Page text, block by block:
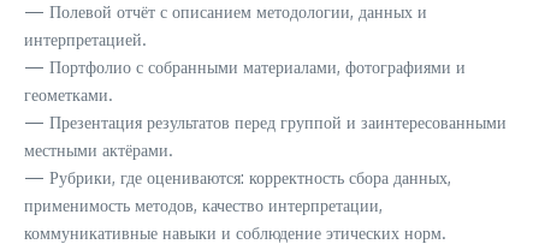
— Полевой отчёт с описанием методологии, данных и
интерпретацией.
— Портфолио с собранными материалами, фотографиями и
геометками.
— Презентация результатов перед группой и заинтересованными
местными актёрами.
— Рубрики, где оцениваются: корректность сбора данных,
применимость методов, качество интерпретации,
коммуникативные навыки и соблюдение этических норм.